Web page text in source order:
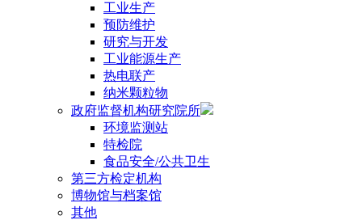
工业生产
预防维护
研究与开发
工业能源生产
热电联产
纳米颗粒物
政府监督机构研究院所
环境监测站
特检院
食品安全/公共卫生
第三方检定机构
博物馆与档案馆
其他